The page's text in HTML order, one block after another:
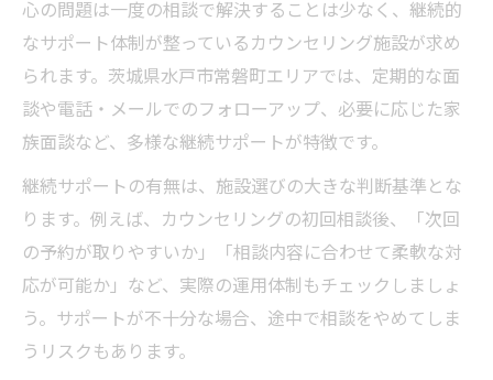
心の問題は一度の相談で解決することは少なく、継続的
なサポート体制が整っているカウンセリング施設が求め
られます。茨城県水戸市常磐町エリアでは、定期的な面
談や電話・メールでのフォローアップ、必要に応じた家
族面談など、多様な継続サポートが特徴です。
継続サポートの有無は、施設選びの大きな判断基準とな
ります。例えば、カウンセリングの初回相談後、「次回
の予約が取りやすいか」「相談内容に合わせて柔軟な対
応が可能か」など、実際の運用体制もチェックしましょ
う。サポートが不十分な場合、途中で相談をやめてしま
うリスクもあります。